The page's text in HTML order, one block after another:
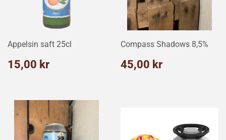
Appelsin saft 25cl
Normalpris
15,00 kr
Compass Shadows 8,5%
Normalpris
45,00 kr